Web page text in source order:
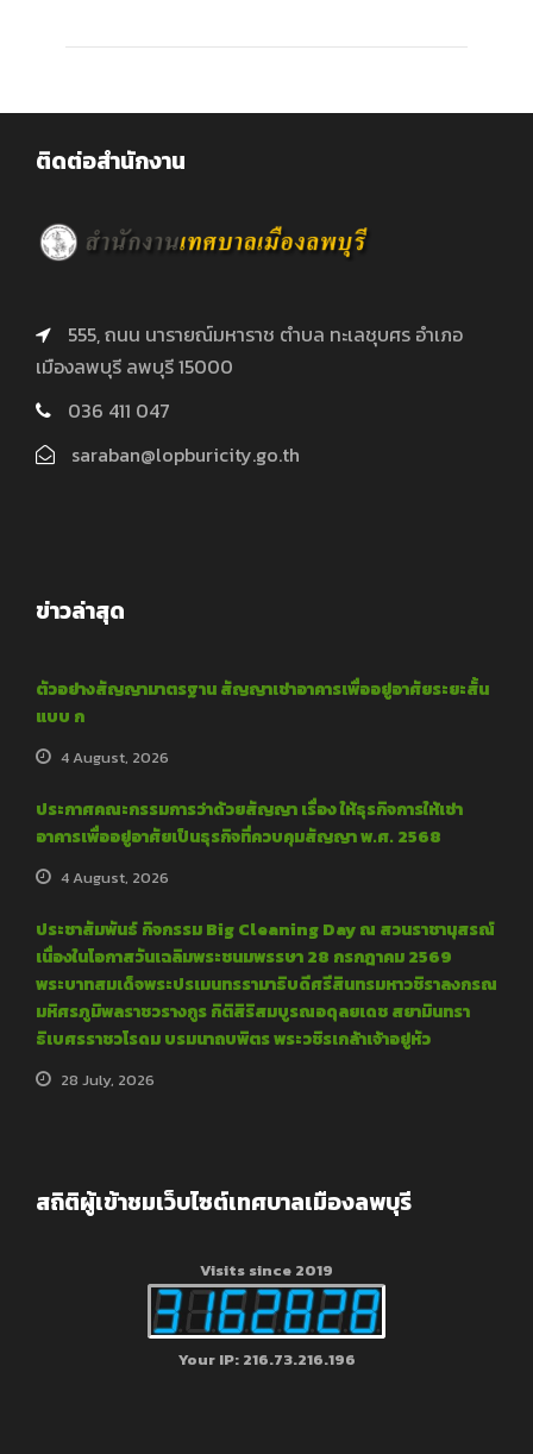
ติดต่อสำนักงาน
555, ถนน นารายณ์มหาราช ตำบล ทะเลชุบศร อำเภอ
เมืองลพบุรี ลพบุรี 15000
036 411 047
saraban@lopburicity.go.th
ข่าวล่าสุด
ตัวอย่างสัญญามาตรฐาน สัญญาเช่าอาคารเพื่ออยู่อาศัยระยะสั้น
แบบ ก
4 August, 2026
ประกาศคณะกรรมการว่าด้วยสัญญา เรื่อง ให้ธุรกิจการให้เช่า
อาคารเพื่ออยู่อาศัยเป็นธุรกิจที่ควบคุมสัญญา พ.ศ. 2568
4 August, 2026
ประชาสัมพันธ์ กิจกรรม Big Cleaning Day ณ สวนราชานุสรณ์
เนื่องในโอกาสวันเฉลิมพระชนมพรรษา 28 กรกฎาคม 2569
พระบาทสมเด็จพระปรเมนทรรามาธิบดีศรีสินทรมหาวชิราลงกรณ
มหิศรภูมิพลราชวรางกูร กิติสิริสมบูรณอดุลยเดช สยามินทรา
ธิเบศรราชวโรดม บรมนาถบพิตร พระวชิรเกล้าเจ้าอยู่หัว
28 July, 2026
สถิติผู้เข้าชมเว็บไซต์เทศบาลเมืองลพบุรี
Visits since 2019
Your IP: 216.73.216.196